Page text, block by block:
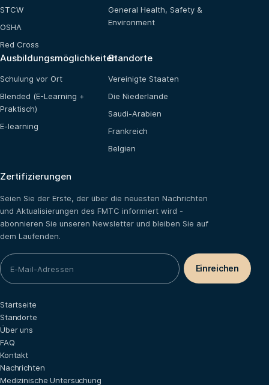
STCW
OSHA
Red Cross
General Health, Safety &
Environment
Ausbildungsmöglichkeiten
Schulung vor Ort
Blended (E-Learning +
Praktisch)
E-learning
Standorte
Vereinigte Staaten
Die Niederlande
Saudi-Arabien
Frankreich
Belgien
Zertifizierungen
Seien Sie der Erste, der über die neuesten Nachrichten
und Aktualisierungen des FMTC informiert wird -
abonnieren Sie unseren Newsletter und bleiben Sie auf
dem Laufenden.
Startseite
Standorte
Über uns
FAQ
Kontakt
Nachrichten
Medizinische Untersuchung